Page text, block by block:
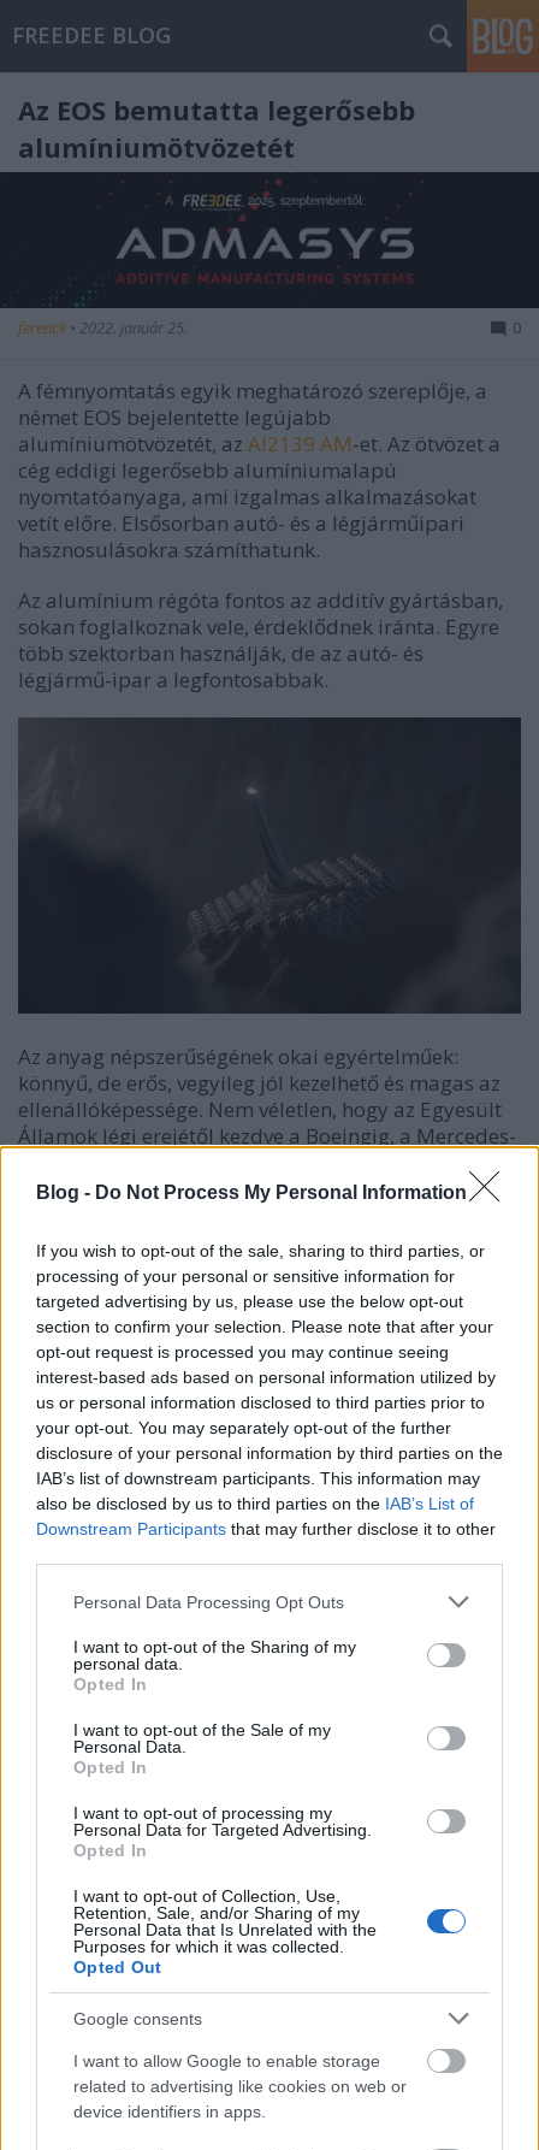
Blog - Do Not Process My Personal Information
If you wish to opt-out of the sale, sharing to third parties, or
processing of your personal or sensitive information for
targeted advertising by us, please use the below opt-out
section to confirm your selection. Please note that after your
opt-out request is processed you may continue seeing
interest-based ads based on personal information utilized by
us or personal information disclosed to third parties prior to
your opt-out. You may separately opt-out of the further
disclosure of your personal information by third parties on the
IAB’s list of downstream participants. This information may
also be disclosed by us to third parties on the IAB’s List of
Downstream Participants that may further disclose it to other
Please note that this website/app uses one or more Google
not limited to your visit or usage behaviour. You may click to
grant or deny consent to Google and its third-party tags to
use your data for below specified purposes in below Google
consent section.
Personal Data Processing Opt Outs
I want to opt-out of the Sharing of my
personal data.
Opted In
I want to opt-out of the Sale of my
Personal Data.
Opted In
I want to opt-out of processing my
Personal Data for Targeted Advertising.
Opted In
I want to opt-out of Collection, Use,
Retention, Sale, and/or Sharing of my
Personal Data that Is Unrelated with the
Purposes for which it was collected.
Opted Out
Google consents
I want to allow Google to enable storage
related to advertising like cookies on web or
device identifiers in apps.
FREEDEE BLOG
Az EOS bemutatta legerősebb
alumíniumötvözetét
ferenck • 2022. január 25. 0
A fémnyomtatás egyik meghatározó szereplője, a
német EOS bejelentette legújabb
alumíniumötvözetét, az Al2139 AM-et. Az ötvözet a
cég eddigi legerősebb alumíniumalapú
nyomtatóanyaga, ami izgalmas alkalmazásokat
vetít előre. Elsősorban autó- és a légjárműipari
hasznosulásokra számíthatunk.
Az alumínium régóta fontos az additív gyártásban,
sokan foglalkoznak vele, érdeklődnek iránta. Egyre
több szektorban használják, de az autó- és
légjármű-ipar a legfontosabbak.
Az anyag népszerűségének okai egyértelműek:
könnyű, de erős, vegyileg jól kezelhető és magas az
ellenállóképessége. Nem véletlen, hogy az Egyesült
Államok légi erejétől kezdve a Boeingig, a Mercedes-
vállalatok élnek a nyomtatható alumínium adta
Az EOS új ötvözetével kapcsolatban különösen
érdekes, hogy speciálisan az additív gyártásban való
felhasználásra fejlesztették, ráadásul a vállalat
többi AM alumíniumötvözetével összehasonlítva,
nemcsak a legerősebb, hanem náluk is és a piacon
beszerezhető hasonló anyagoknál is jobban teljesít.
Egyik fontos tulajdonsága, hogy magas
hőmérsékleten, egészen 200 fokig kiválóan
kezelhető, és az erő-tömeg aránya, vagy a
szakítószilárdsága is nagyon jó.
legmagasabb, amely sok szektor (repülés, szállítás,
versenyautók, űripar stb.) számára abszolút kritikus
előnynek számít.